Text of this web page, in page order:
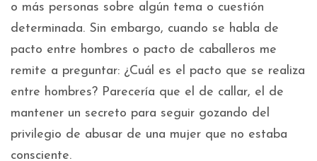
o más personas sobre algún tema o cuestión
determinada. Sin embargo, cuando se habla de
pacto entre hombres o pacto de caballeros me
remite a preguntar: ¿Cuál es el pacto que se realiza
entre hombres? Parecería que el de callar, el de
mantener un secreto para seguir gozando del
privilegio de abusar de una mujer que no estaba
consciente.